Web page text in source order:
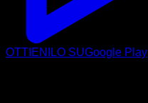
OTTIENILO SUGoogle Play